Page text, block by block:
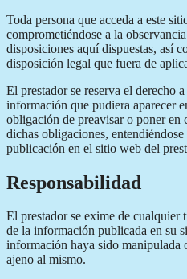
Toda persona que acceda a este
comprometiéndose a la
disposiciones aquí dispuestas, así
disposición legal que fuera de
El prestador se reserva el derecho
información que pudiera aparecer
obligación de preavisar o poner en
dichas obligaciones,
publicación en el sitio web del
Responsabilidad
El prestador se exime de cualquier
de la información publicada en su
información haya sido manipulada
ajeno al mismo.